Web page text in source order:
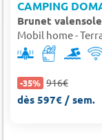
CAMPING
Brunet valensole
Mobil home -
-35% 916€
dès 597€ / sem.